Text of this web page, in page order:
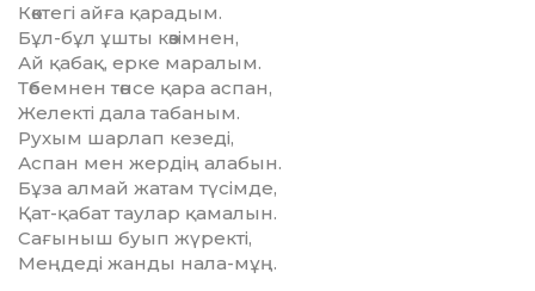
Көктегі айға қарадым.
Бұл-бұл ұшты көзімнен,
Ай қабақ, ерке маралым.
Төбемнен төнсе қара аспан,
Желекті дала табаным.
Рухым шарлап кезеді,
Аспан мен жердің алабын.
Бұза алмай жатам түсімде,
Қат-қабат таулар қамалын.
Сағыныш буып жүректі,
Меңдеді жанды нала-мұң.